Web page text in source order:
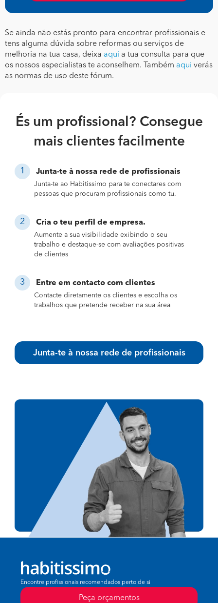
Se ainda não estás pronto para encontrar profissionais e
tens alguma dúvida sobre reformas ou serviços de
melhoria na tua casa, deixa aqui a tua consulta para que
os nossos especialistas te aconselhem. Também aqui verás
as normas de uso deste fórum.
És um profissional? Consegue
mais clientes facilmente
Junta-te à nossa rede de profissionais
Junta-te ao Habitissimo para te conectares com
pessoas que procuram profissionais como tu.
Cria o teu perfil de empresa.
Aumente a sua visibilidade exibindo o seu
trabalho e destaque-se com avaliações positivas
de clientes
Entre em contacto com clientes
Contacte diretamente os clientes e escolha os
trabalhos que pretende receber na sua área
Junta-te à nossa rede de profissionais
Encontre profissionais recomendados perto de si
Peça orçamentos